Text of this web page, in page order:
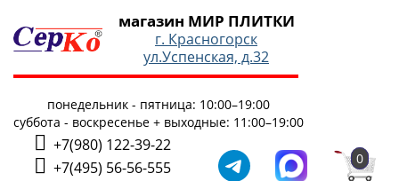
магазин МИР ПЛИТКИ
г. Красногорск
ул.Успенская, д.32
понедельник - пятница: 10:00–19:00
суббота - воскресенье + выходные: 11:00–19:00
+7(980) 122-39-22
+7(495) 56-56-555
0